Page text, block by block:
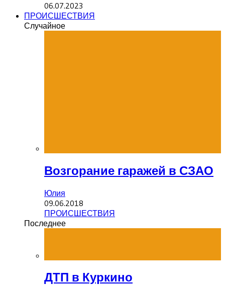
06.07.2023
ПРОИСШЕСТВИЯ
Случайное
Возгорание гаражей в СЗАО
Юлия
09.06.2018
ПРОИСШЕСТВИЯ
Последнее
ДТП в Куркино